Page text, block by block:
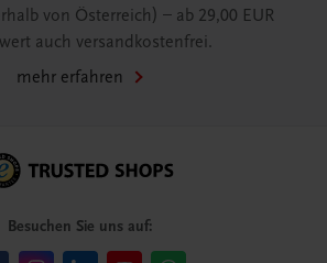
von Österreich) – ab 29,00 EUR
auch versandkostenfrei.
mehr erfahren
Besuchen Sie uns auf: